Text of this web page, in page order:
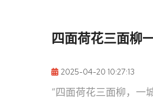
四面荷花三面柳
2025-04-20 10:27:13
“四面荷花三面柳，一